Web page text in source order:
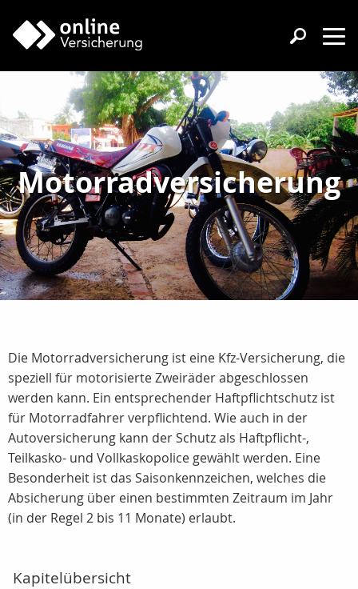
Motorradversicherung
Die Motorradversicherung ist eine Kfz-Versicherung, die
speziell für motorisierte Zweiräder abgeschlossen
werden kann. Ein entsprechender Haftpflichtschutz ist
für Motorradfahrer verpflichtend. Wie auch in der
Autoversicherung kann der Schutz als Haftpflicht-,
Teilkasko- und Vollkaskopolice gewählt werden. Eine
Besonderheit ist das Saisonkennzeichen, welches die
Absicherung über einen bestimmten Zeitraum im Jahr
(in der Regel 2 bis 11 Monate) erlaubt.
Kapitelübersicht